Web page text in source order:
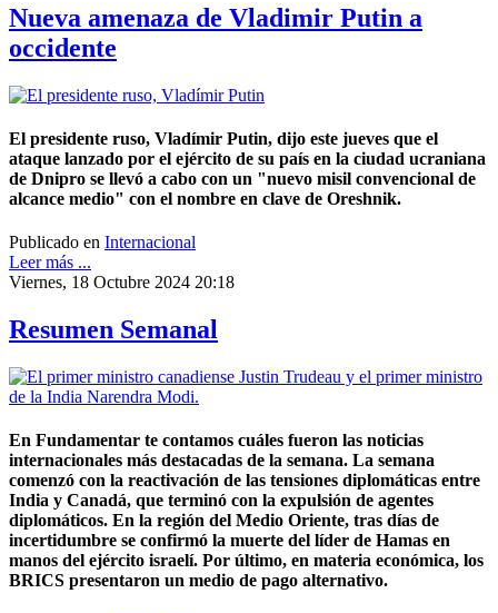
Nueva amenaza de Vladimir Putin a
occidente
El presidente ruso, Vladímir Putin, dijo este jueves que el
ataque lanzado por el ejército de su país en la ciudad ucraniana
de Dnipro se llevó a cabo con un "nuevo misil convencional de
alcance medio" con el nombre en clave de Oreshnik.
Publicado en Internacional
Leer más ...
Viernes, 18 Octubre 2024 20:18
Resumen Semanal
En Fundamentar te contamos cuáles fueron las noticias
internacionales más destacadas de la semana. La semana
comenzó con la reactivación de las tensiones diplomáticas entre
India y Canadá, que terminó con la expulsión de agentes
diplomáticos. En la región del Medio Oriente, tras días de
incertidumbre se confirmó la muerte del líder de Hamas en
manos del ejército israelí. Por último, en materia económica, los
BRICS presentaron un medio de pago alternativo.